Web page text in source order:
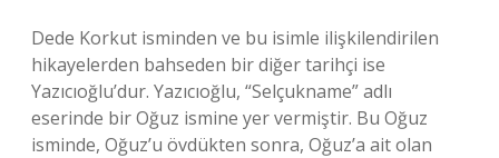
Dede Korkut isminden ve bu isimle ilişkilendirilen
hikayelerden bahseden bir diğer tarihçi ise
Yazıcıoğlu’dur. Yazıcıoğlu, “Selçukname” adlı
eserinde bir Oğuz ismine yer vermiştir. Bu Oğuz
isminde, Oğuz’u övdükten sonra, Oğuz’a ait olan